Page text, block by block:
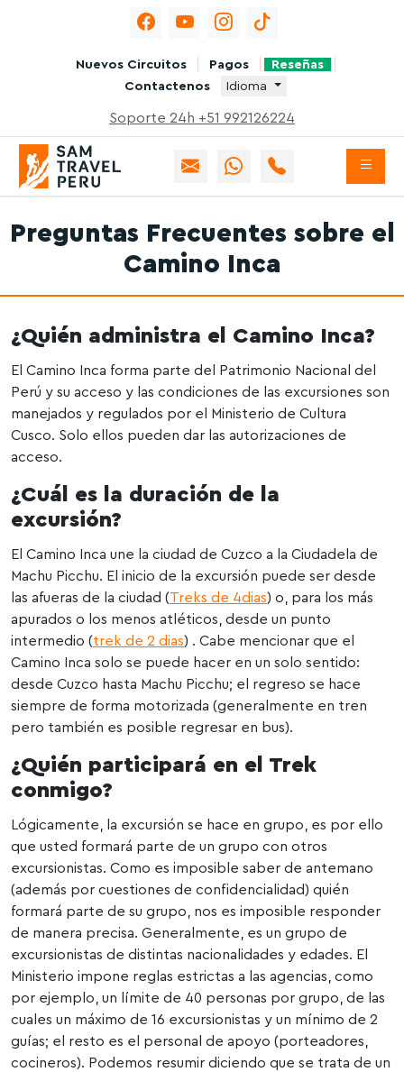
Nuevos Circuitos Pagos
Reseñas
Contactenos
Idioma
Soporte 24h +51 992126224
Preguntas Frecuentes sobre el
Camino Inca
¿Quién administra el Camino Inca?
El Camino Inca forma parte del Patrimonio Nacional del
Perú y su acceso y las condiciones de las excursiones son
manejados y regulados por el Ministerio de Cultura
Cusco. Solo ellos pueden dar las autorizaciones de
acceso.
¿Cuál es la duración de la
excursión?
El Camino Inca une la ciudad de Cuzco a la Ciudadela de
Machu Picchu. El inicio de la excursión puede ser desde
las afueras de la ciudad (Treks de 4dias) o, para los más
apurados o los menos atléticos, desde un punto
intermedio (trek de 2 dias) . Cabe mencionar que el
Camino Inca solo se puede hacer en un solo sentido:
desde Cuzco hasta Machu Picchu; el regreso se hace
siempre de forma motorizada (generalmente en tren
pero también es posible regresar en bus).
¿Quién participará en el Trek
conmigo?
Lógicamente, la excursión se hace en grupo, es por ello
que usted formará parte de un grupo con otros
excursionistas. Como es imposible saber de antemano
(además por cuestiones de confidencialidad) quién
formará parte de su grupo, nos es imposible responder
de manera precisa. Generalmente, es un grupo de
excursionistas de distintas nacionalidades y edades. El
Ministerio impone reglas estrictas a las agencias, como
por ejemplo, un límite de 40 personas por grupo, de las
cuales un máximo de 16 excursionistas y un mínimo de 2
guías; el resto es el personal de apoyo (porteadores,
cocineros). Podemos resumir diciendo que se trata de un